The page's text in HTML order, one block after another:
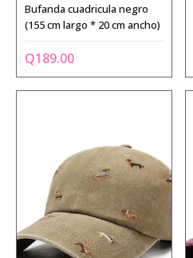
Bufanda cuadricula negro
(155 cm largo * 20 cm ancho)
Q189.00